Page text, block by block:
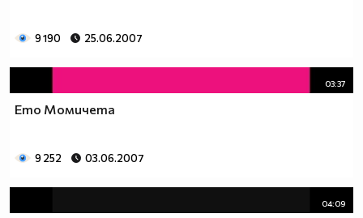
9 190 25.06.2007
03:37
Emo Момичета
9 252 03.06.2007
04:09